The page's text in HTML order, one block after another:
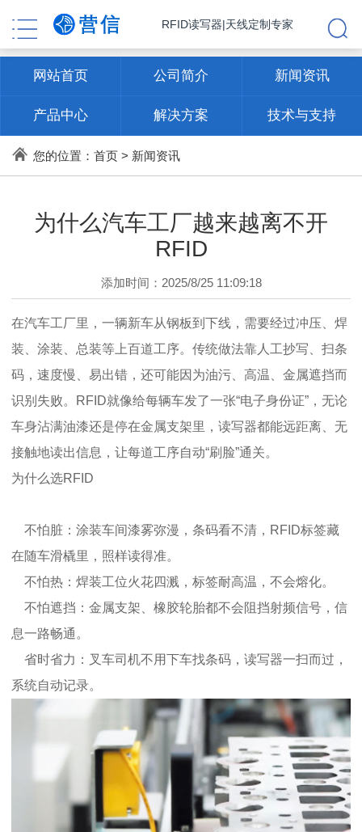
RFID读写器|天线定制专家
网站首页 公司简介 新闻资讯
产品中心 解决方案 技术与支持
联系方式
您的位置： 首页> 新闻资讯
为什么汽车工厂越来越离不开
RFID
添加时间：2025/8/25 11:09:18
在汽车工厂里，一辆新车从钢板到下线，需要经过冲压、焊
装、涂装、总装等上百道工序。传统做法靠人工抄写、扫条
码，速度慢、易出错，还可能因为油污、高温、金属遮挡而
识别失败。RFID就像给每辆车发了一张“电子身份证”，无论
车身沾满油漆还是停在金属支架里，读写器都能远距离、无
接触地读出信息，让每道工序自动“刷脸”通关。
为什么选RFID
不怕脏：涂装车间漆雾弥漫，条码看不清，RFID标签藏
在随车滑橇里，照样读得准。
不怕热：焊装工位火花四溅，标签耐高温，不会熔化。
不怕遮挡：金属支架、橡胶轮胎都不会阻挡射频信号，信
息一路畅通。
省时省力：叉车司机不用下车找条码，读写器一扫而过，
系统自动记录。